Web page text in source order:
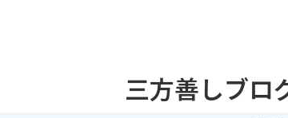
三方善しブ